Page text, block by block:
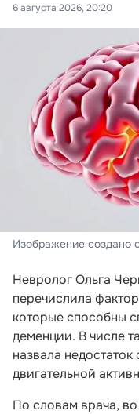
6 августа 2026, 20:20
Изображение
Невролог Ольга
перечислила
которые способны
деменции. В числе
назвала
двигательной
По словам врача,